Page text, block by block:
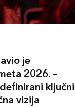
je
2026. –
ključni
vizija